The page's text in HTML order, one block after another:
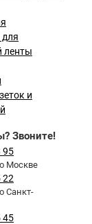
ленты
и
Звоните!
95
Москве
22
Санкт-
45